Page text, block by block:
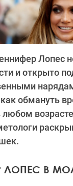
Лопес
и открыто
обмануть
любом
ЛОПЕС В